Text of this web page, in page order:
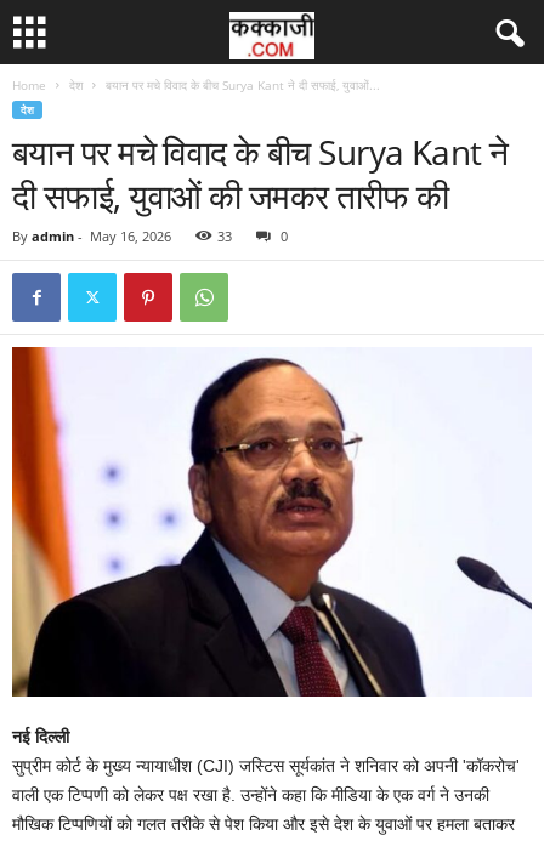
Home देश बयान पर मचे विवाद के बीच Surya Kant ने दी सफाई, युवाओं...
देश
बयान पर मचे विवाद के बीच Surya Kant ने
दी सफाई, युवाओं की जमकर तारीफ की
By admin - May 16, 2026 33 0
नई दिल्ली
सुप्रीम कोर्ट के मुख्य न्यायाधीश (CJI) जस्टिस सूर्यकांत ने शनिवार को अपनी 'कॉकरोच'
वाली एक टिप्पणी को लेकर पक्ष रखा है. उन्होंने कहा कि मीडिया के एक वर्ग ने उनकी
मौखिक टिप्पणियों को गलत तरीके से पेश किया और इसे देश के युवाओं पर हमला बताकर